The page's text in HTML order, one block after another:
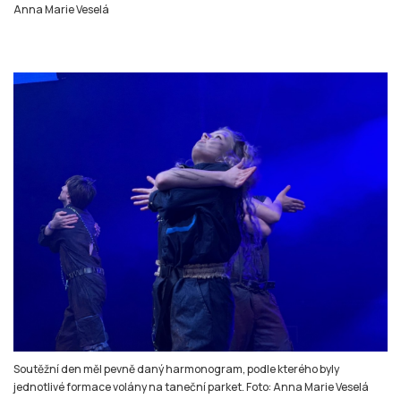
Anna Marie Veselá
Soutěžní den měl pevně daný harmonogram, podle kterého byly
jednotlivé formace volány na taneční parket. Foto: Anna Marie Veselá